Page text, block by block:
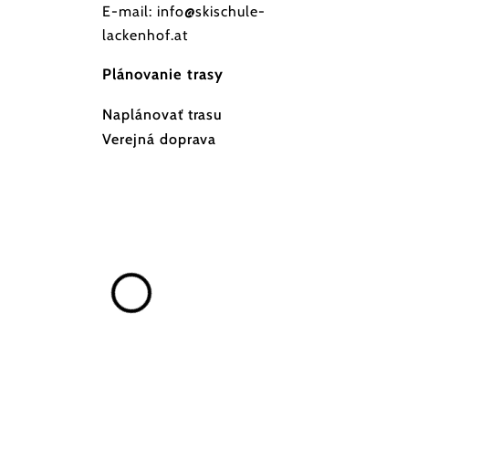
E-mail: info@skischule-
lackenhof.at
Plánovanie trasy
Naplánovať trasu
Verejná doprava